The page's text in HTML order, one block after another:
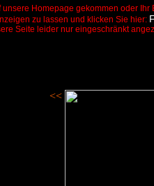
Homepage gekommen oder
zu lassen und klicken Sie hier:
Seite leider nur eingeschränkt
<<